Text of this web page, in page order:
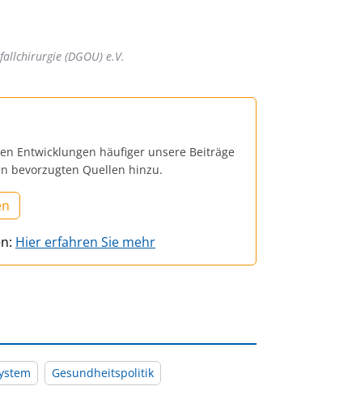
(DGOU) e.V.
Entwicklungen häufiger unsere Beiträge
bevorzugten Quellen hinzu.
Hier erfahren Sie mehr
Gesundheitspolitik